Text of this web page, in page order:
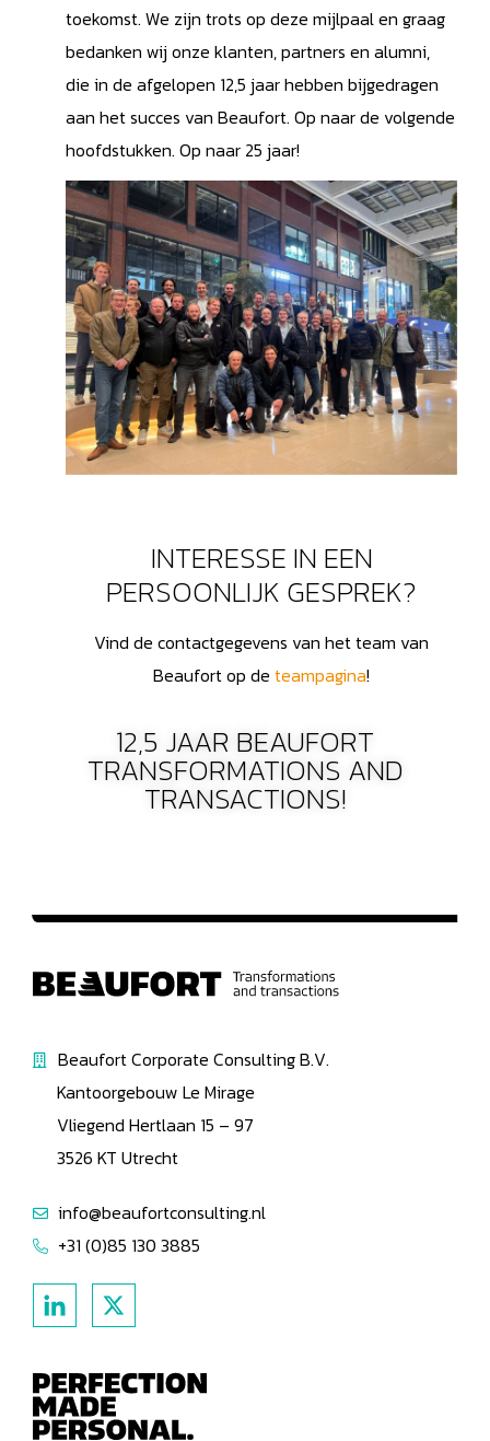
toekomst. We zijn trots op deze mijlpaal en graag
bedanken wij onze klanten, partners en alumni,
die in de afgelopen 12,5 jaar hebben bijgedragen
aan het succes van Beaufort. Op naar de volgende
hoofdstukken. Op naar 25 jaar!
INTERESSE IN EEN
PERSOONLIJK GESPREK?
Vind de contactgegevens van het team van
Beaufort op de teampagina!
12,5 JAAR BEAUFORT
TRANSFORMATIONS AND
TRANSACTIONS!
Beaufort Corporate Consulting B.V.
Kantoorgebouw Le Mirage
Vliegend Hertlaan 15 – 97
3526 KT Utrecht
info@beaufortconsulting.nl
+31 (0)85 130 3885